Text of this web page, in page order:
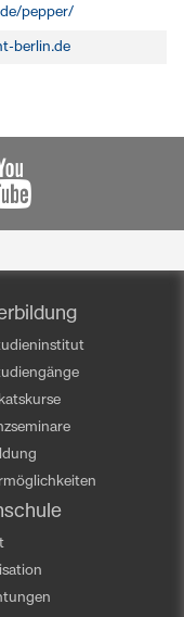
pepper/
berlin.de